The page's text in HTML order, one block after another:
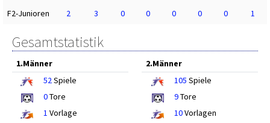
F2-Junioren
2 3 0 0 0 0 0 1
Gesamtstatistik
1.Männer
52Spiele
0Tore
1 Vorlage
2.Männer
105 Spiele
9Tore
10Vorlagen